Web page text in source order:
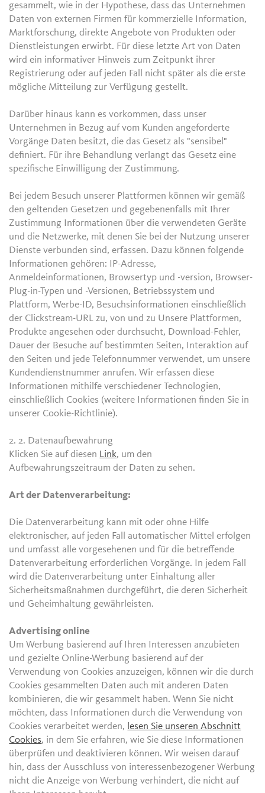
gesammelt, wie in der Hypothese, dass das Unternehmen
Daten von externen Firmen für kommerzielle Information,
Marktforschung, direkte Angebote von Produkten oder
Dienstleistungen erwirbt. Für diese letzte Art von Daten
wird ein informativer Hinweis zum Zeitpunkt ihrer
Registrierung oder auf jeden Fall nicht später als die erste
mögliche Mitteilung zur Verfügung gestellt.
Darüber hinaus kann es vorkommen, dass unser
Unternehmen in Bezug auf vom Kunden angeforderte
Vorgänge Daten besitzt, die das Gesetz als "sensibel"
definiert. Für ihre Behandlung verlangt das Gesetz eine
spezifische Einwilligung der Zustimmung.
Bei jedem Besuch unserer Plattformen können wir gemäß
den geltenden Gesetzen und gegebenenfalls mit Ihrer
Zustimmung Informationen über die verwendeten Geräte
und die Netzwerke, mit denen Sie bei der Nutzung unserer
Dienste verbunden sind, erfassen. Dazu können folgende
Informationen gehören: IP-Adresse,
Anmeldeinformationen, Browsertyp und -version, Browser-
Plug-in-Typen und -Versionen, Betriebssystem und
Plattform, Werbe-ID, Besuchsinformationen einschließlich
der Clickstream-URL zu, von und zu Unsere Plattformen,
Produkte angesehen oder durchsucht, Download-Fehler,
Dauer der Besuche auf bestimmten Seiten, Interaktion auf
den Seiten und jede Telefonnummer verwendet, um unsere
Kundendienstnummer anrufen. Wir erfassen diese
Informationen mithilfe verschiedener Technologien,
einschließlich Cookies (weitere Informationen finden Sie in
unserer Cookie-Richtlinie).
2. 2. Datenaufbewahrung
Klicken Sie auf diesen Link, um den
Aufbewahrungszeitraum der Daten zu sehen.
Art der Datenverarbeitung:
Die Datenverarbeitung kann mit oder ohne Hilfe
elektronischer, auf jeden Fall automatischer Mittel erfolgen
und umfasst alle vorgesehenen und für die betreffende
Datenverarbeitung erforderlichen Vorgänge. In jedem Fall
wird die Datenverarbeitung unter Einhaltung aller
Sicherheitsmaßnahmen durchgeführt, die deren Sicherheit
und Geheimhaltung gewährleisten.
Advertising online
Um Werbung basierend auf Ihren Interessen anzubieten
und gezielte Online-Werbung basierend auf der
Verwendung von Cookies anzuzeigen, können wir die durch
Cookies gesammelten Daten auch mit anderen Daten
kombinieren, die wir gesammelt haben. Wenn Sie nicht
möchten, dass Informationen durch die Verwendung von
Cookies verarbeitet werden, lesen Sie unseren Abschnitt
Cookies, in dem Sie erfahren, wie Sie diese Informationen
überprüfen und deaktivieren können. Wir weisen darauf
hin, dass der Ausschluss von interessenbezogener Werbung
nicht die Anzeige von Werbung verhindert, die nicht auf